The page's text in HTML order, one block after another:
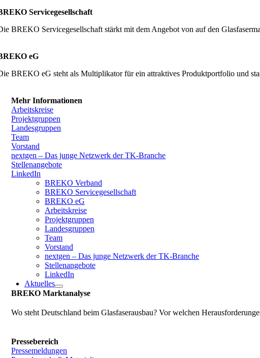
Servicegesellschaft
BREKO Servicegesellschaft stärkt mit dem Angebot von auf den
eG
BREKO eG steht als Multiplikator für ein attraktives Produktportfolio und
Mehr Informationen
Arbeitskreise
Projektgruppen
Landesgruppen
Team
Vorstand
nextgen – Das junge Netzwerk der TK-Branche
Stellenangebote
LinkedIn
BREKO Verband
BREKO Servicegesellschaft
BREKO eG
Arbeitskreise
Projektgruppen
Landesgruppen
Team
Vorstand
nextgen – Das junge Netzwerk der TK-Branche
Stellenangebote
LinkedIn
Aktuelles
BREKO Marktanalyse
Wo steht Deutschland beim Glasfaserausbau? Vor welchen
Pressebereich
Pressemeldungen